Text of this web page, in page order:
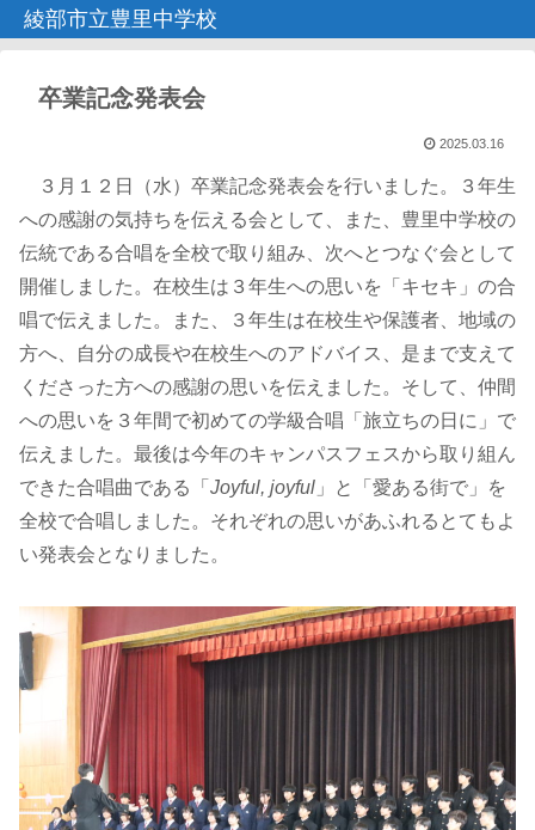
綾部市立豊里中学校
卒業記念発表会
2025.03.16
３月１２日（水）卒業記念発表会を行いました。３年生
への感謝の気持ちを伝える会として、また、豊里中学校の
伝統である合唱を全校で取り組み、次へとつなぐ会として
開催しました。在校生は３年生への思いを「キセキ」の合
唱で伝えました。また、３年生は在校生や保護者、地域の
方へ、自分の成長や在校生へのアドバイス、是まで支えて
くださった方への感謝の思いを伝えました。そして、仲間
への思いを３年間で初めての学級合唱「旅立ちの日に」で
伝えました。最後は今年のキャンパスフェスから取り組ん
できた合唱曲である「 Joyful, joyful 」と「愛ある街で」を
全校で合唱しました。それぞれの思いがあふれるとてもよ
い発表会となりました。